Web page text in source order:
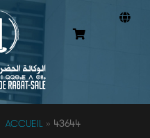
ACCUEIL » 43644